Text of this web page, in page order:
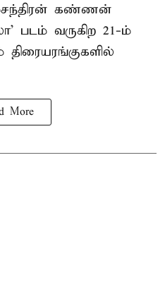
கண்ணன்
படம் வருகிற 21-ம்
More